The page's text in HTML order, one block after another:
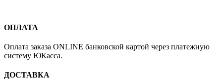
ОПЛАТА
Оплата заказа ONLINE банковской картой через платежную
систему ЮКасса.
ДОСТАВКА